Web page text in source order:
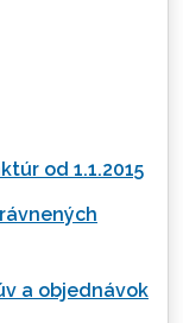
od 1.1.2015
a objednávok